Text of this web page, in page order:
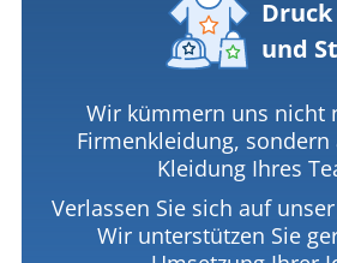
Druck
und
Wir kümmern uns nicht
Firmenkleidung,
Kleidung Ihres
Verlassen Sie sich auf
Wir unterstützen Sie